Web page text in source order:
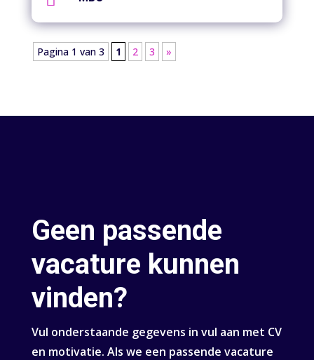
Pagina 1 van 3 1 2 3 »
Geen passende
vacature kunnen
vinden?
Vul onderstaande gegevens in vul aan met CV
en motivatie. Als we een passende vacature